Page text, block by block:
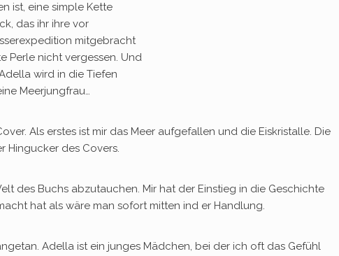
ist, eine simple Kette
das ihr ihre vor
mitgebracht
Perle nicht vergessen. Und
wird in die Tiefen
Meerjungfrau…
Als erstes ist mir das Meer aufgefallen und die Eiskristalle. Die
Hingucker des Covers.
des Buchs abzutauchen. Mir hat der Einstieg in die Geschichte
hat als wäre man sofort mitten ind er Handlung.
Adella ist ein junges Mädchen, bei der ich oft das Gefühl